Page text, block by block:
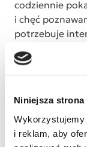
Niniejsza
Wykorzystujemy
i reklam, aby
codziennie
i chęć
potrzebuje
rehabilitacji.
terapeutów to
przekraczają
każda forma
Wasza pomoc